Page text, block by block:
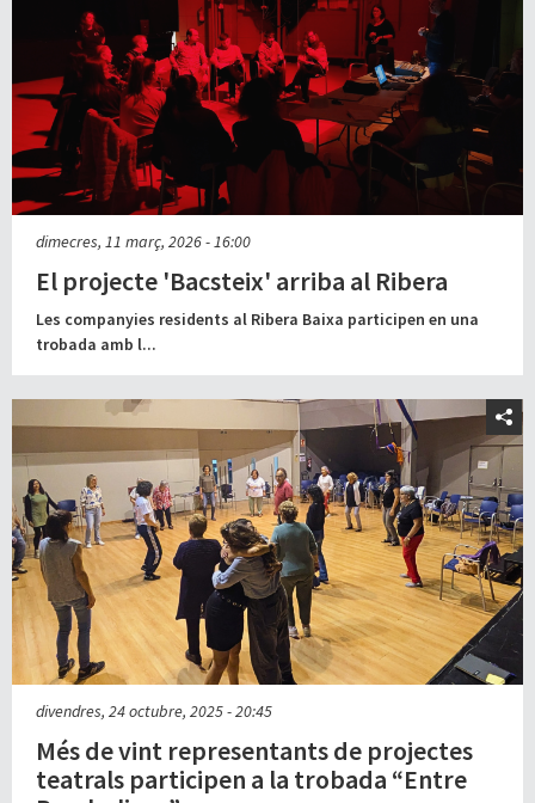
dimecres, 11 març, 2026 - 16:00
El projecte 'Bacsteix' arriba al Ribera
Les companyies residents al Ribera Baixa participen en una
trobada amb l...
divendres, 24 octubre, 2025 - 20:45
Més de vint representants de projectes
teatrals participen a la trobada “Entre